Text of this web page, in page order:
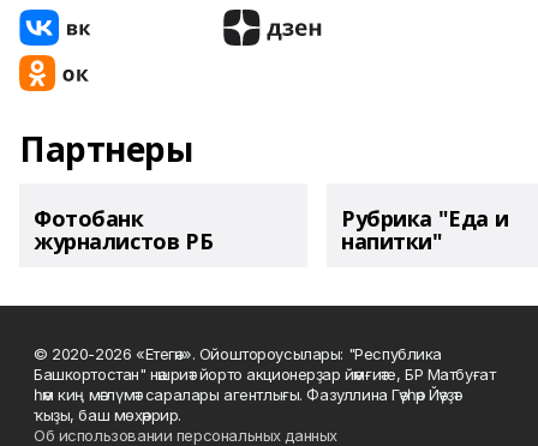
Партнеры
Фотобанк
журналистов РБ
Рубрика "Еда и
напитки"
© 2020-2026 «Етегән». Ойоштороусылары: "Республика
Башкортостан" нәшриәт йорто акционерҙар йәмғиәте, БР Матбуғат
һәм киң мәғлүмәт саралары агентлығы. Фазуллина Гәүһәр Йәүҙәт
ҡыҙы, баш мөхәррир.
Об использовании персональных данных